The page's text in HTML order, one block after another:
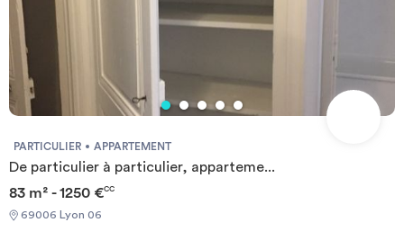
PARTICULIER APPARTEMENT
De particulier à particulier, apparteme...
83 m² - 1250 €CC
69006 Lyon 06